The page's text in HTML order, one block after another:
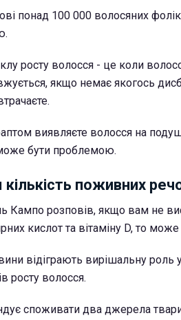
понад 100 000 волосяних
росту волосся - це коли
якщо немає якогось
виявляєте волосся на
бути проблемою.
поживних
Кампо розповів, якщо вам не
кислот та вітаміну D, то
відіграють вирішальну роль
росту волосся.
споживати два джерела